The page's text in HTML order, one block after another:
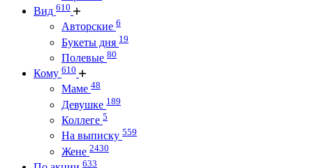
Вид 610
Авторские 6
Букеты дня 19
Полевые 80
Кому 610
Маме 48
Девушке 189
Коллеге 5
На выписку 559
Жене 2430
633